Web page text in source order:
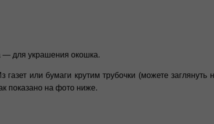
— для украшения окошка.
или бумаги крутим трубочки (можете заглянуть
показано на фото ниже.